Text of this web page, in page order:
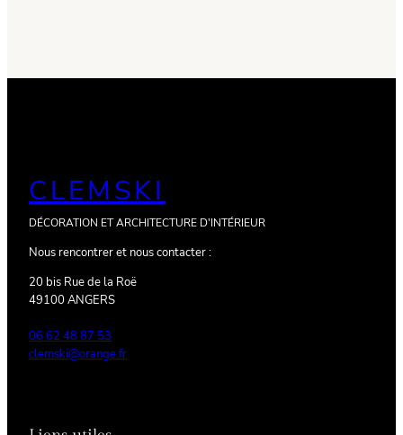
CLEMSKI
DÉCORATION ET ARCHITECTURE D'INTÉRIEUR
Nous rencontrer et nous contacter :
20 bis Rue de la Roë
49100 ANGERS
06 62 48 87 53
clemski@orange.fr